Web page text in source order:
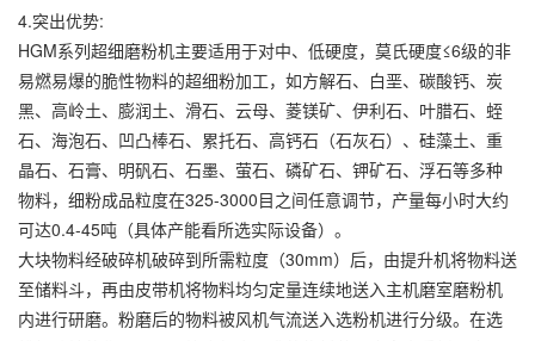
4.突出优势:
HGM系列超细磨粉机主要适用于对中、低硬度，莫氏硬度≤6级的非
易燃易爆的脆性物料的超细粉加工，如方解石、白垩、碳酸钙、炭
黑、高岭土、膨润土、滑石、云母、菱镁矿、伊利石、叶腊石、蛭
石、海泡石、凹凸棒石、累托石、高钙石（石灰石）、硅藻土、重
晶石、石膏、明矾石、石墨、萤石、磷矿石、钾矿石、浮石等多种
物料，细粉成品粒度在325-3000目之间任意调节，产量每小时大约
可达0.4-45吨（具体产能看所选实际设备）。
大块物料经破碎机破碎到所需粒度（30mm）后，由提升机将物料送
至储料斗，再由皮带机将物料均匀定量连续地送入主机磨室磨粉机
内进行研磨。粉磨后的物料被风机气流送入选粉机进行分级。在选